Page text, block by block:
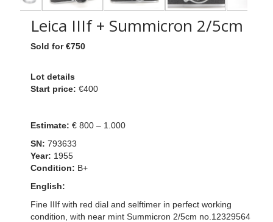
Leica IIIf + Summicron 2/5cm
Sold for €750
Lot details
Start price: €400
Estimate: € 800 – 1.000
SN: 793633
Year: 1955
Condition: B+
English:
Fine IIIf with red dial and selftimer in perfect working
condition, with near mint Summicron 2/5cm no.12329564